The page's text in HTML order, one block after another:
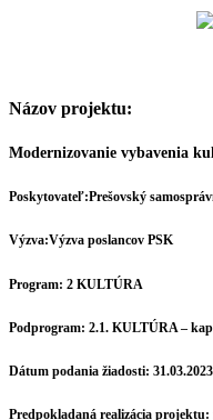
Názov projektu:
Modernizovanie vybavenia
Poskytovateľ:Prešovský
Výzva:Výzva poslancov PSK
Program: 2 KULTÚRA
Podprogram: 2.1. KULTÚRA –
Dátum podania žiadosti: 31.03.2023
Predpokladaná realizácia projektu: